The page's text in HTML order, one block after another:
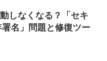
しなくなる？「セキ
名」問題と修復ツー